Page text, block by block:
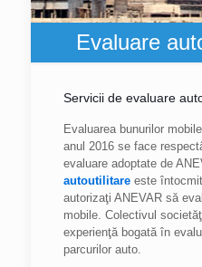
Evaluare
Servicii de evaluare
Evaluarea bunurilor
anul 2016 se face
evaluare adoptate de
autoutilitareeste
autorizaţi ANEVAR să
mobile. Colectivul
experienţă bogată în
parcurilor auto.